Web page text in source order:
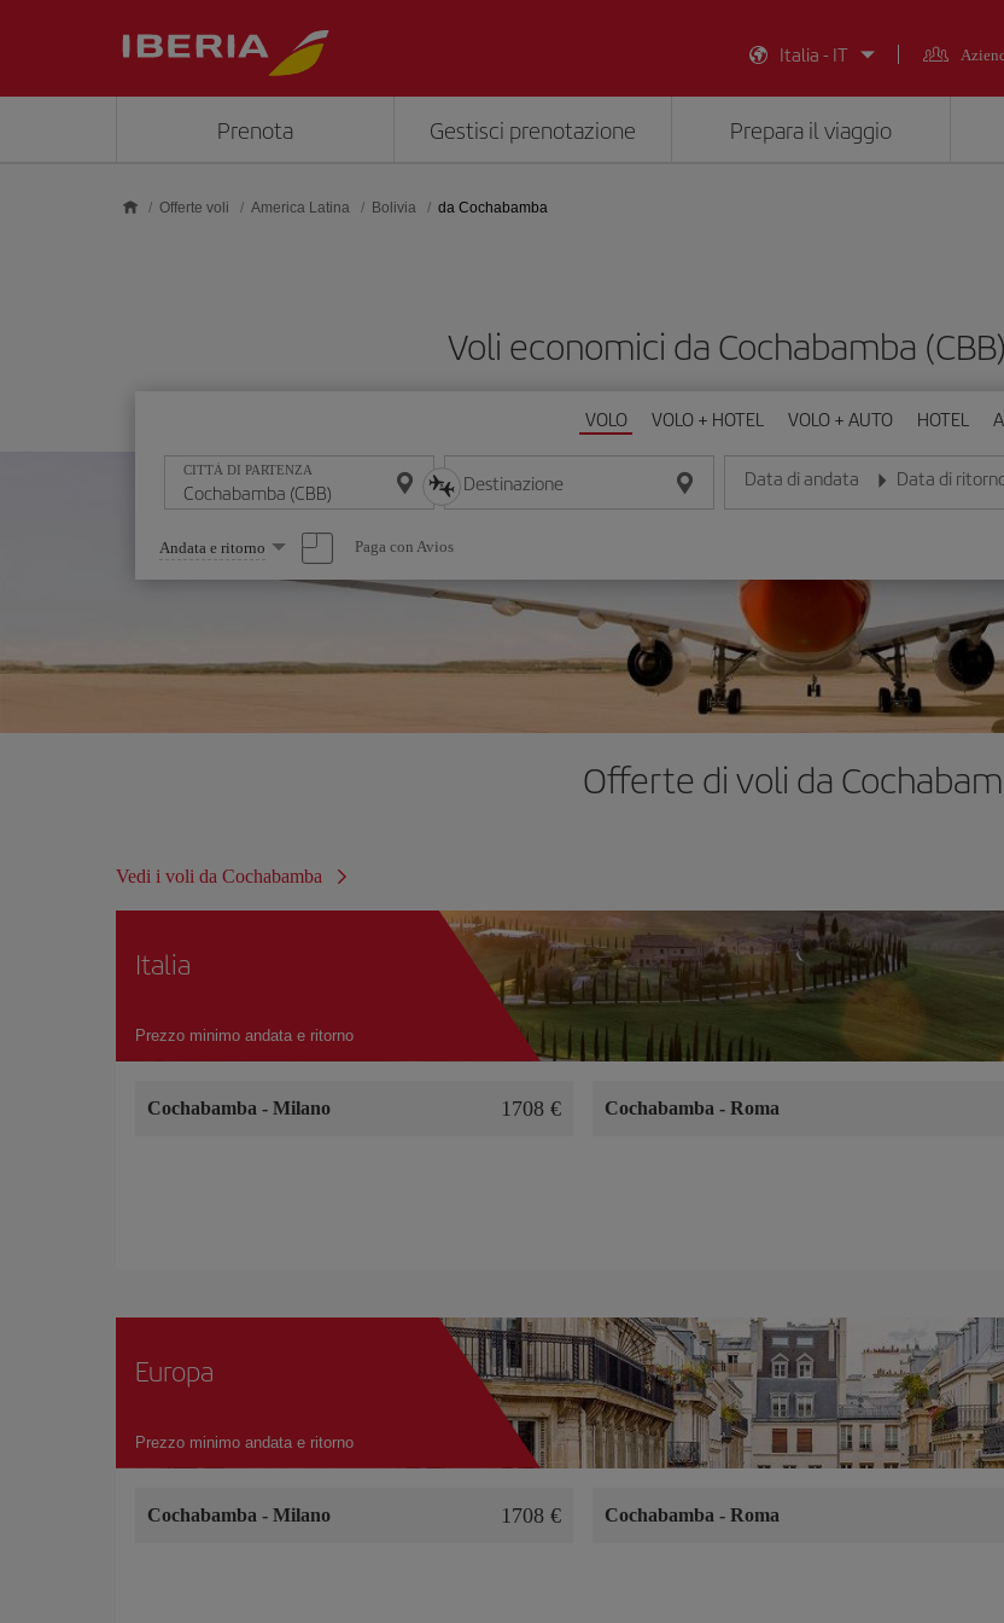
Italia - IT
Prenota Gestisci prenotazione Prepara il viaggio
Offerte voli America Latina Bolivia da Cochabamba
Voli economici da Cochabamba
VOLO VOLO + HOTEL VOLO + AUTO HOTEL
CITTÀ DI PARTENZA Destinazione Data di andata
Inserisci la data nel formato giorno/
Data di
Inserisci la data
Seleziona
un'opzione
Andata e ritorno Paga con Avios
Offerte di voli da
Vedi i voli da Cochabamba
Italia
Prezzo minimo andata e ritorno
Cochabamba - Milano 1708 € Cochabamba - Roma
Europa
Prezzo minimo andata e ritorno
Cochabamba - Milano 1708 € Cochabamba - Roma